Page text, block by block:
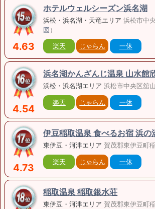
4.63
ホテルウェルシーズン浜名湖
浜松・浜名湖・天竜エリア浜松市中
図）
楽天 じゃらん 一休
4.54
浜名湖かんざんじ温泉 山水館
浜松・浜名湖エリア浜松市中央区舘
楽天 じゃらん 一休
4.73
伊豆稲取温泉 食べるお宿 浜の
東伊豆・河津エリア 賀茂郡東伊豆町
楽天 じゃらん 一休
稲取温泉 稲取銀水荘
東伊豆・河津エリア 賀茂郡東伊豆町